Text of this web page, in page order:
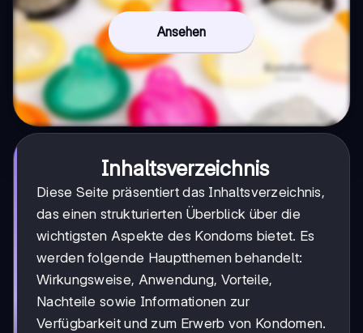
Ansehen
Inhaltsverzeichnis
Diese Seite präsentiert das Inhaltsverzeichnis,
das einen strukturierten Überblick über die
wichtigsten Aspekte des Kondoms bietet. Es
werden folgende Hauptthemen behandelt:
Wirkungsweise, Anwendung, Vorteile,
Nachteile sowie Informationen zur
Verfügbarkeit und zum Erwerb von Kondomen.